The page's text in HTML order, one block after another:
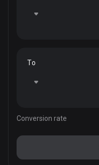
To
Conversion rate